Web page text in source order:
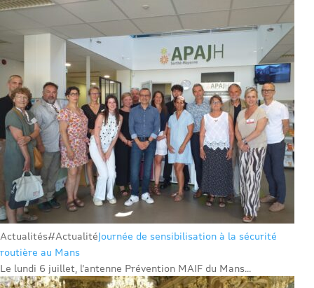
Actualités#ActualitéJournée de sensibilisation à la sécurité
routière au Mans
Le lundi 6 juillet, l’antenne Prévention MAIF du Mans...